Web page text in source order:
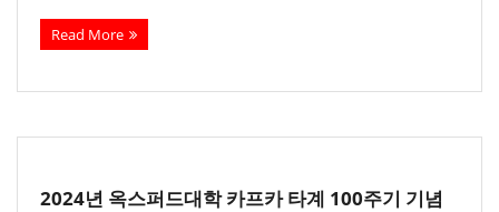
Read More
2024년 옥스퍼드대학 카프카 타계 100주기 기념